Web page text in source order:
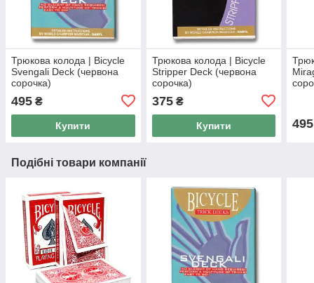
Трюкова колода | Bicycle
Svengali Deck (червона
сорочка)
495 ₴
Купити
Трюкова колода | Bicycle
Stripper Deck (червона
сорочка)
375₴
Купити 495
Подібні товари компанії